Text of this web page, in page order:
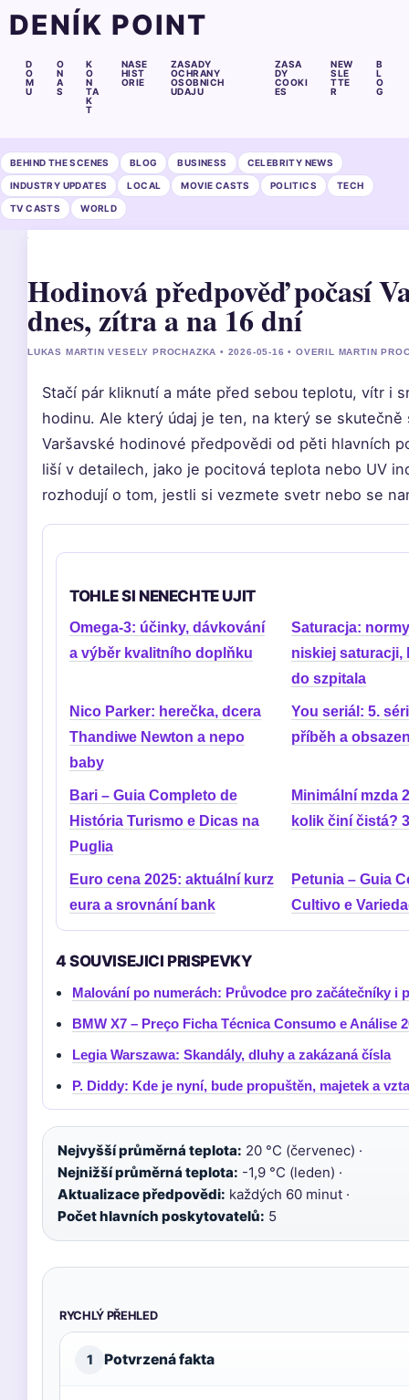
DENÍK POINT
D
O
M
U
O
N
A
S
K
O
N
TA
K
T
NASE
HIST
ORIE
ZASADY
OCHRANY
OSOBNICH
UDAJU
ZASA
DY
COOKI
ES
NEW
SLE
TTE
R
B
L
O
G
BEHIND THE SCENES BLOG BUSINESS CELEBRITY NEWS
INDUSTRY UPDATES LOCAL MOVIE CASTS POLITICS TECH
TV CASTS WORLD
Hodinová předpověď počasí
dnes, zítra a na 16 dní
LUKAS MARTIN VESELY PROCHAZKA • 2026-05-16 • OVERIL MARTIN
Stačí pár kliknutí a máte před sebou teplotu, vítr i
hodinu. Ale který údaj je ten, na který se skutečně
Varšavské hodinové předpovědi od pěti hlavních
liší v detailech, jako je pocitová teplota nebo UV
rozhodují o tom, jestli si vezmete svetr nebo se
TOHLE SI NENECHTE UJIT
Omega-3: účinky, dávkování
a výběr kvalitního doplňku
Saturacja:
niskiej saturacji,
do szpitala
Nico Parker: herečka, dcera
Thandiwe Newton a nepo
baby
You seriál: 5.
příběh a
Bari – Guia Completo de
História Turismo e Dicas na
Puglia
Minimální mzda
kolik činí čistá? 3
Euro cena 2025: aktuální kurz
eura a srovnání bank
Petunia – Guia
Cultivo e
4 SOUVISEJICI PRISPEVKY
Malování po numerách: Průvodce pro začátečníky i
BMW X7 – Preço Ficha Técnica Consumo e Análise
Legia Warszawa: Skandály, dluhy a zakázaná čísla
P. Diddy: Kde je nyní, bude propuštěn, majetek a
Nejvyšší průměrná teplota: 20 °C (červenec) ·
Nejnižší průměrná teplota: -1,9 °C (leden) ·
Aktualizace předpovědi: každých 60 minut ·
Počet hlavních poskytovatelů: 5
RYCHLÝ PŘEHLED
1 Potvrzená fakta